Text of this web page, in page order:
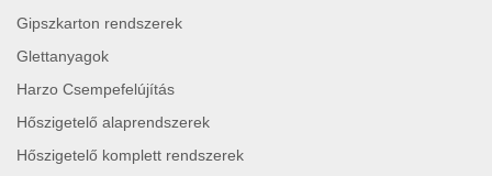
Gipszkarton rendszerek
Glettanyagok
Harzo Csempefelújítás
Hőszigetelő alaprendszerek
Hőszigetelő komplett rendszerek